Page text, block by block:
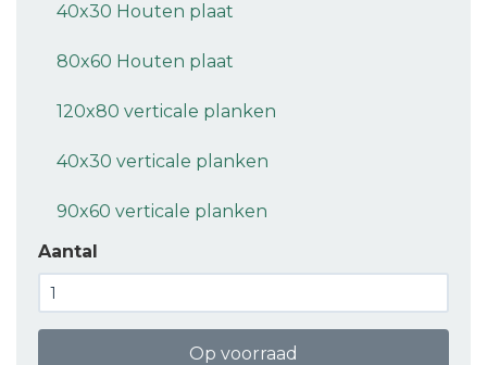
40x30 Houten plaat
80x60 Houten plaat
120x80 verticale planken
40x30 verticale planken
90x60 verticale planken
Aantal
Op voorraad